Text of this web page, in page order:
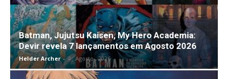
Batman, Jujutsu Kaisen, My Hero Academia:
Devir revela 7 lançamentos em Agosto 2026
Helder Archer - 4 , Agosto , 2026